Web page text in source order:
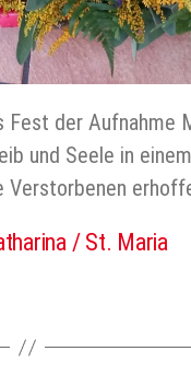
der Aufnahme
und Seele in
Verstorbenen
/ St. Maria